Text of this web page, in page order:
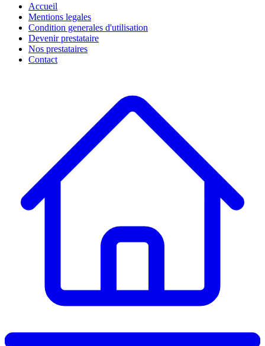
Accueil
Mentions legales
Condition generales d'utilisation
Devenir prestataire
Nos prestataires
Contact